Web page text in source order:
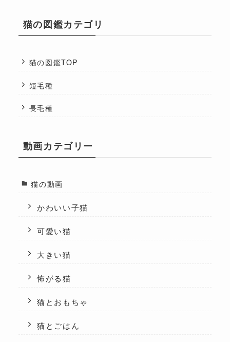
猫の図鑑カテゴリ
猫の図鑑TOP
短毛種
長毛種
動画カテゴリー
猫の動画
かわいい子猫
可愛い猫
大きい猫
怖がる猫
猫とおもちゃ
猫とごはん